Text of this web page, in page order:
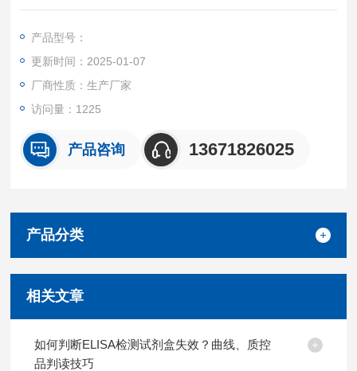
验结果，是您值得信赖的合作伙伴，凡购买我司的试剂盒产品都
产品型号：
更新时间：2025-01-07
厂商性质：生产厂家
访问量：1225
产品咨询 13671826025
产品分类
相关文章
如何判断ELISA检测试剂盒失效？曲线、质控
品判读技巧